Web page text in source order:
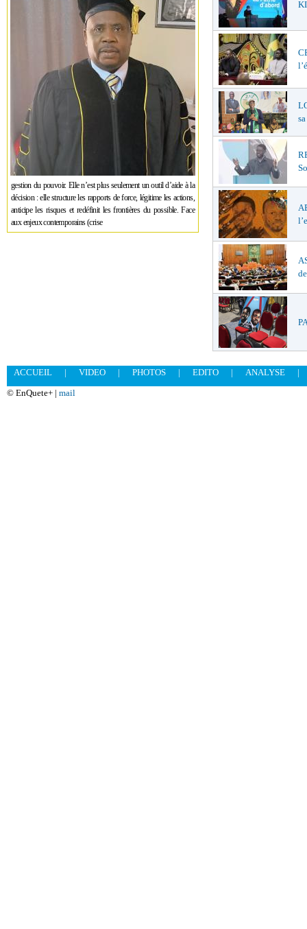
gestion du pouvoir. Elle n’est plus seulement un outil d’aide à la
décision : elle structure les rapports de force, légitime les actions,
anticipe les risques et redéfinit les frontières du possible. Face
aux enjeux contemporains (crise
ACCUEIL | VIDEO | PHOTOS | EDITO | ANALYSE
|
© EnQuete+ | mail